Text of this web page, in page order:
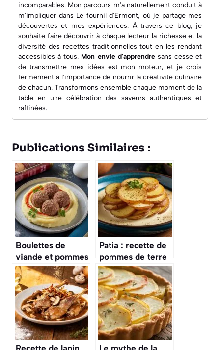
incomparables. Mon parcours m'a naturellement conduit à
m'impliquer dans Le fournil d'Ermont, où je partage mes
découvertes et mes expériences. À travers ce blog, je
souhaite faire découvrir à chaque lecteur la richesse et la
diversité des recettes traditionnelles tout en les rendant
accessibles à tous. Mon envie d'apprendresans cesse et
de transmettre mes idées est mon moteur, et je crois
fermement à l'importance de nourrir la créativité culinaire
de chacun. Transformons ensemble chaque moment de la
table en une célébration des saveurs authentiques et
raffinées.
Publications Similaires :
Boulettes de
viande et pommes
de terre façon
maman : recette
savoureuse
Patia : recette de
pommes de terre
à la crème
Recette de lapin
Le mythe de la